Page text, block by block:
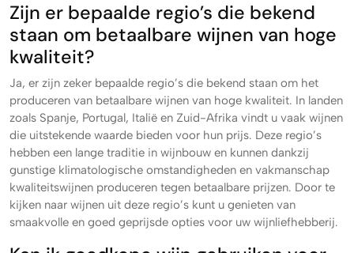
Zijn er bepaalde regio’s die bekend
staan om betaalbare wijnen van hoge
kwaliteit?
Ja, er zijn zeker bepaalde regio’s die bekend staan om het
produceren van betaalbare wijnen van hoge kwaliteit. In landen
zoals Spanje, Portugal, Italië en Zuid-Afrika vindt u vaak wijnen
die uitstekende waarde bieden voor hun prijs. Deze regio’s
hebben een lange traditie in wijnbouw en kunnen dankzij
gunstige klimatologische omstandigheden en vakmanschap
kwaliteitswijnen produceren tegen betaalbare prijzen. Door te
kijken naar wijnen uit deze regio’s kunt u genieten van
smaakvolle en goed geprijsde opties voor uw wijnliefhebberij.